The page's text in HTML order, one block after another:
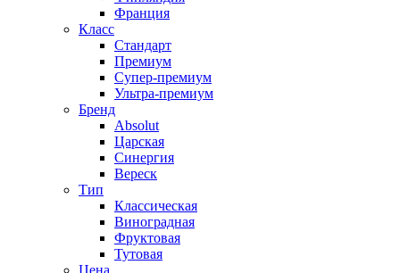
Франция
Класс
Стандарт
Премиум
Супер-премиум
Ультра-премиум
Бренд
Absolut
Царская
Синергия
Вереск
Тип
Классическая
Виноградная
Фруктовая
Тутовая
Цена